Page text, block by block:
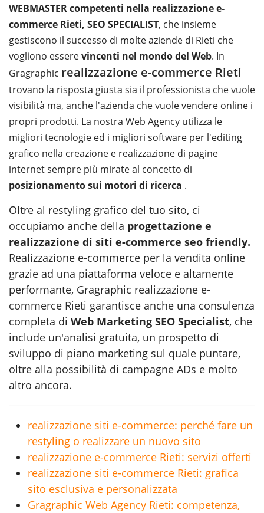
WEBMASTER competenti nella realizzazione e-
commerce Rieti, SEO SPECIALIST, che insieme
gestiscono il successo di molte aziende di Rieti che
vogliono esserevincenti nel mondo del Web. In
Gragraphic realizzazione e-commerce Rieti
trovano la risposta giusta sia il professionista che vuole
visibilità ma, anche l'azienda che vuole vendere online i
propri prodotti. La nostra Web Agency utilizza le
migliori tecnologie ed i migliori software per l'editing
grafico nella creazione e realizzazione di pagine
internet sempre più mirate al concetto di
posizionamento sui motori di ricerca .
Oltre al restyling grafico del tuo sito, ci
occupiamo anche della progettazione e
realizzazione di siti e-commerce seo friendly.
Realizzazione e-commerce per la vendita online
grazie ad una piattaforma veloce e altamente
performante, Gragraphic realizzazione e-
commerce Rieti garantisce anche una consulenza
completa di Web Marketing SEO Specialist, che
include un'analisi gratuita, un prospetto di
sviluppo di piano marketing sul quale puntare,
oltre alla possibilità di campagne ADs e molto
altro ancora.
realizzazione siti e-commerce: perché fare un
restyling o realizzare un nuovo sito
realizzazione e-commerce Rieti: servizi offerti
realizzazione siti e-commerce Rieti: grafica
sito esclusiva e personalizzata
Gragraphic Web Agency Rieti: competenza,